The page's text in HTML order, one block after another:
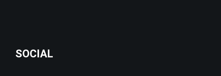
SOCIAL